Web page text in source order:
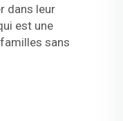
dans leur
est une
sans